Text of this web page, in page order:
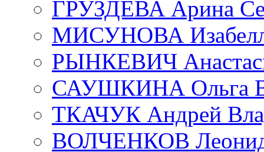
ГРУЗДЕВА Арина
МИСУНОВА
РЫНКЕВИЧ
САУШКИНА Ольга
ТКАЧУК Андрей
ВОЛЧЕНКОВ Леонид